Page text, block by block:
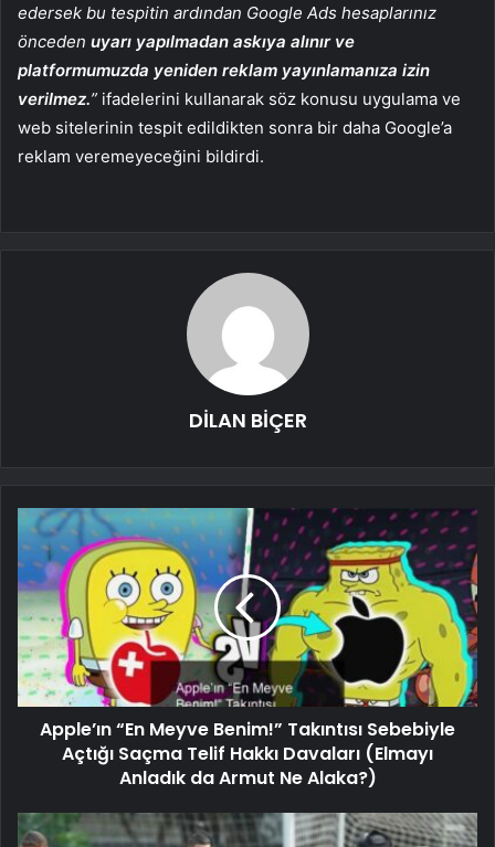
edersek bu tespitin ardından Google Ads hesaplarınız
önceden uyarı yapılmadan askıya alınır ve
platformumuzda yeniden reklam yayınlamanıza izin
verilmez.” ifadelerini kullanarak söz konusu uygulama ve
web sitelerinin tespit edildikten sonra bir daha Google’a
reklam veremeyeceğini bildirdi.
DİLAN BİÇER
Apple’ın “En Meyve Benim!” Takıntısı Sebebiyle
Açtığı Saçma Telif Hakkı Davaları (Elmayı
Anladık da Armut Ne Alaka?)